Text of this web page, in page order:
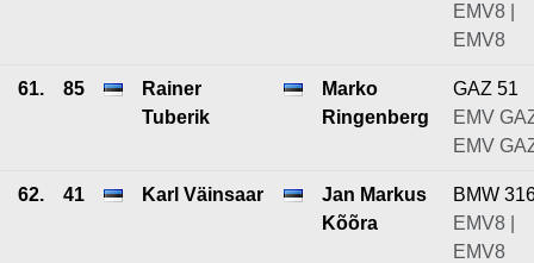
EMV8 |
EMV8
61. 85
Rainer
Tuberik
Marko
Ringenberg
GAZ 51
EMV
EMV
62. 41 Karl Väinsaar
Jan Markus
Kõõra
BMW
EMV8 |
EMV8